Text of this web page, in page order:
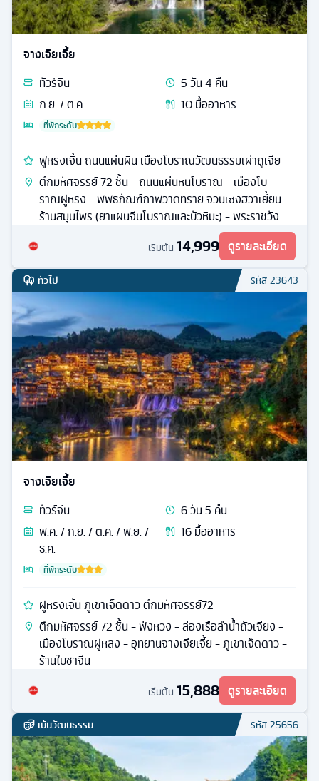
จางเจียเจี้ย
ทัวร์จีน 5วัน4 คืน
ก.ย. / ต.ค.
10มื้ออาหาร
ที่พักระดับ
ฟูหรงเจิ้น ถนนแผ่นผิน เมืองโบราณวัฒนธรรมเผ่าถูเจีย
ตึกมหัศจรรย์ 72 ชั้น - ถนนแผ่นหินโบราณ - เมืองโบ
ราณฝูหรง - พิพิธภัณฑ์ภาพวาดทราย จวินเซิงฮวาเยี้ยน -
ร้านสมุนไพร (ยาแผนจีนโบราณและบัวหิมะ) - พระราชวัง
โบราณชนเผ่าถู่เจีย - ตลาดหนานเหมินโข่ว
เริ่มต้น 14,999 ดูรายละเอียด
ทั่วไป รหัส23643
จางเจียเจี้ย
ทัวร์จีน 6วัน5 คืน
พ.ค. / ก.ย. / ต.ค. / พ.ย. /
ธ.ค.
16มื้ออาหาร
ที่พักระดับ
ฝูหรงเจิ้น ภูเขาเจ็ดดาว ตึกมหัศจรรย์72
ตึกมหัศจรรย์ 72 ชั้น - ฟ่งหวง - ล่องเรือลําน้ำถัวเจียง -
เมืองโบราณฝูหลง - อุทยานจางเจียเจี้ย - ภูเขาเจ็ดดาว -
ร้านใบชาจีน
เริ่มต้น 15,888 ดูรายละเอียด
เน้นวัฒนธรรม รหัส25656